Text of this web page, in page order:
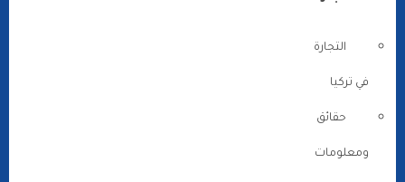
التجارة
في تركيا
حقائق
ومعلومات